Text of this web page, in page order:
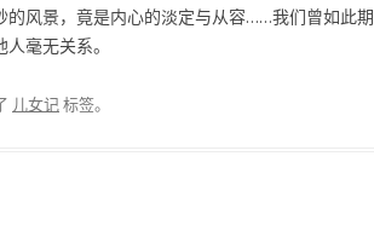
的风景，竟是内心的淡定与从容……我们曾如此期
毫无关系。
儿女记标签。